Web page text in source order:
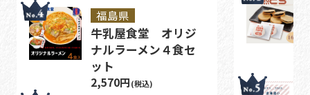
福島県
牛乳屋食堂 オリジ
ナルラーメン４食セ
ット
2,570円(税込)